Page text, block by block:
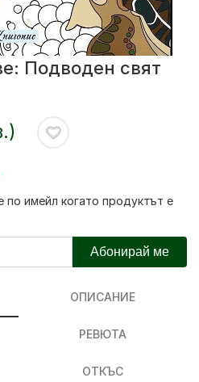
Подводен свят
по имейл когато продуктът е
Абонирай ме
ОПИСАНИЕ
РЕВЮТА
ОТКЪС